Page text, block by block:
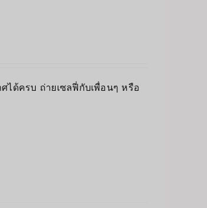
ได้ครบ ถ่ายเซลฟี่กับเพื่อนๆ หรือ